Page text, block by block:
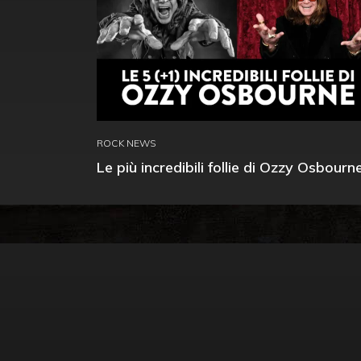
ROCK NEWS
Le più incredibili follie di Ozzy